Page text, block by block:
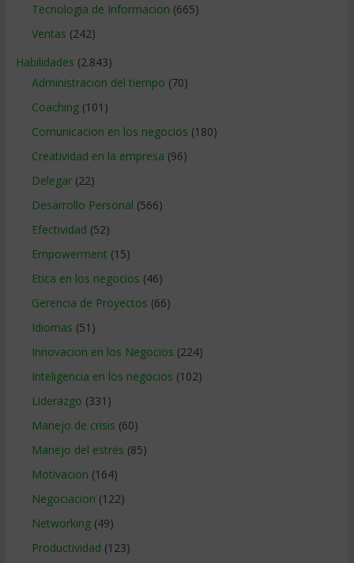
Tecnologia de Informacion (665)
Ventas (242)
Habilidades (2.843)
Administracion del tiempo (70)
Coaching(101)
Comunicacion en los negocios (180)
Creatividad en la empresa (96)
Delegar(22)
Desarrollo Personal (566)
Efectividad (52)
Empowerment (15)
Etica en los negocios (46)
Gerencia de Proyectos (66)
Idiomas (51)
Innovacion en los Negocios (224)
Inteligencia en los negocios (102)
Liderazgo (331)
Manejo de crisis (60)
Manejo del estrés (85)
Motivacion (164)
Negociacion (122)
Networking(49)
Productividad (123)